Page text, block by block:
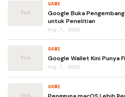
GAME
Google Buka
untuk Penelitian
Aug 7, 2026
GAME
Google Wallet Kini Punya
Aug 7, 2026
GAME